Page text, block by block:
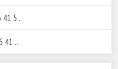
5..
41 ..